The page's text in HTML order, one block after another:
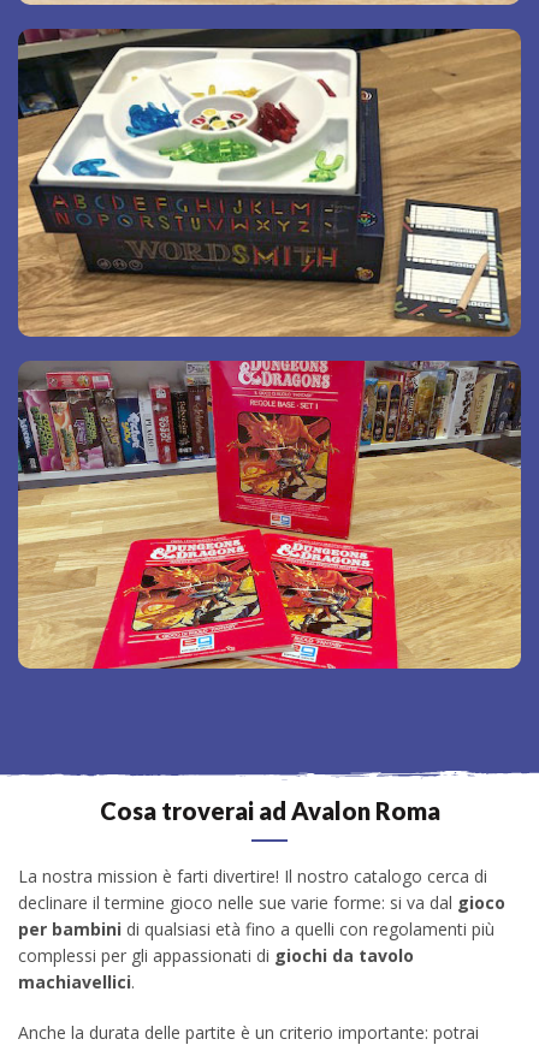
Giochi usati
Da Avalon Roma puoi trovare una
selezione di giochi
usati
in condizioni ottimali: puoi essere sicuro che se non
sono perfetti non li vendiamo. Perciò se vuoi risparmiare
chiedici pure cosa abbiamo per te!
Giochi fuori produzione
Sei nostalgico di un
grande classico
oppure vuoi
semplicemente provare un gioco di cui ti hanno parlato
tanto ma non riesci più a trovarlo? Prima di tutto
chiedicelo: potremmo averlo nel
nostro catalogo di
titoli fuori produzione
.
Cosa troverai ad Avalon Roma
La nostra mission è farti divertire! Il nostro catalogo cerca di
declinare il termine gioco nelle sue varie forme: si va dal gioco
per bambini di qualsiasi età fino a quelli con regolamenti più
complessi per gli appassionati di giochi da tavolo
machiavellici.
Anche la durata delle partite è un criterio importante: potrai